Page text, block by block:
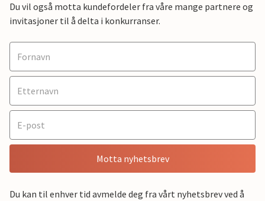
Du vil også motta kundefordeler fra våre mange partnere og
invitasjoner til å delta i konkurranser.
Motta nyhetsbrev
Du kan til enhver tid avmelde deg fra vårt nyhetsbrev ved å